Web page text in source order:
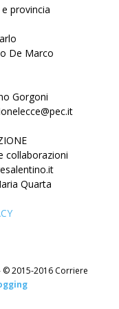
provincia
De Marco
Gorgoni
collaborazioni
Quarta
© 2015-2016 Corriere